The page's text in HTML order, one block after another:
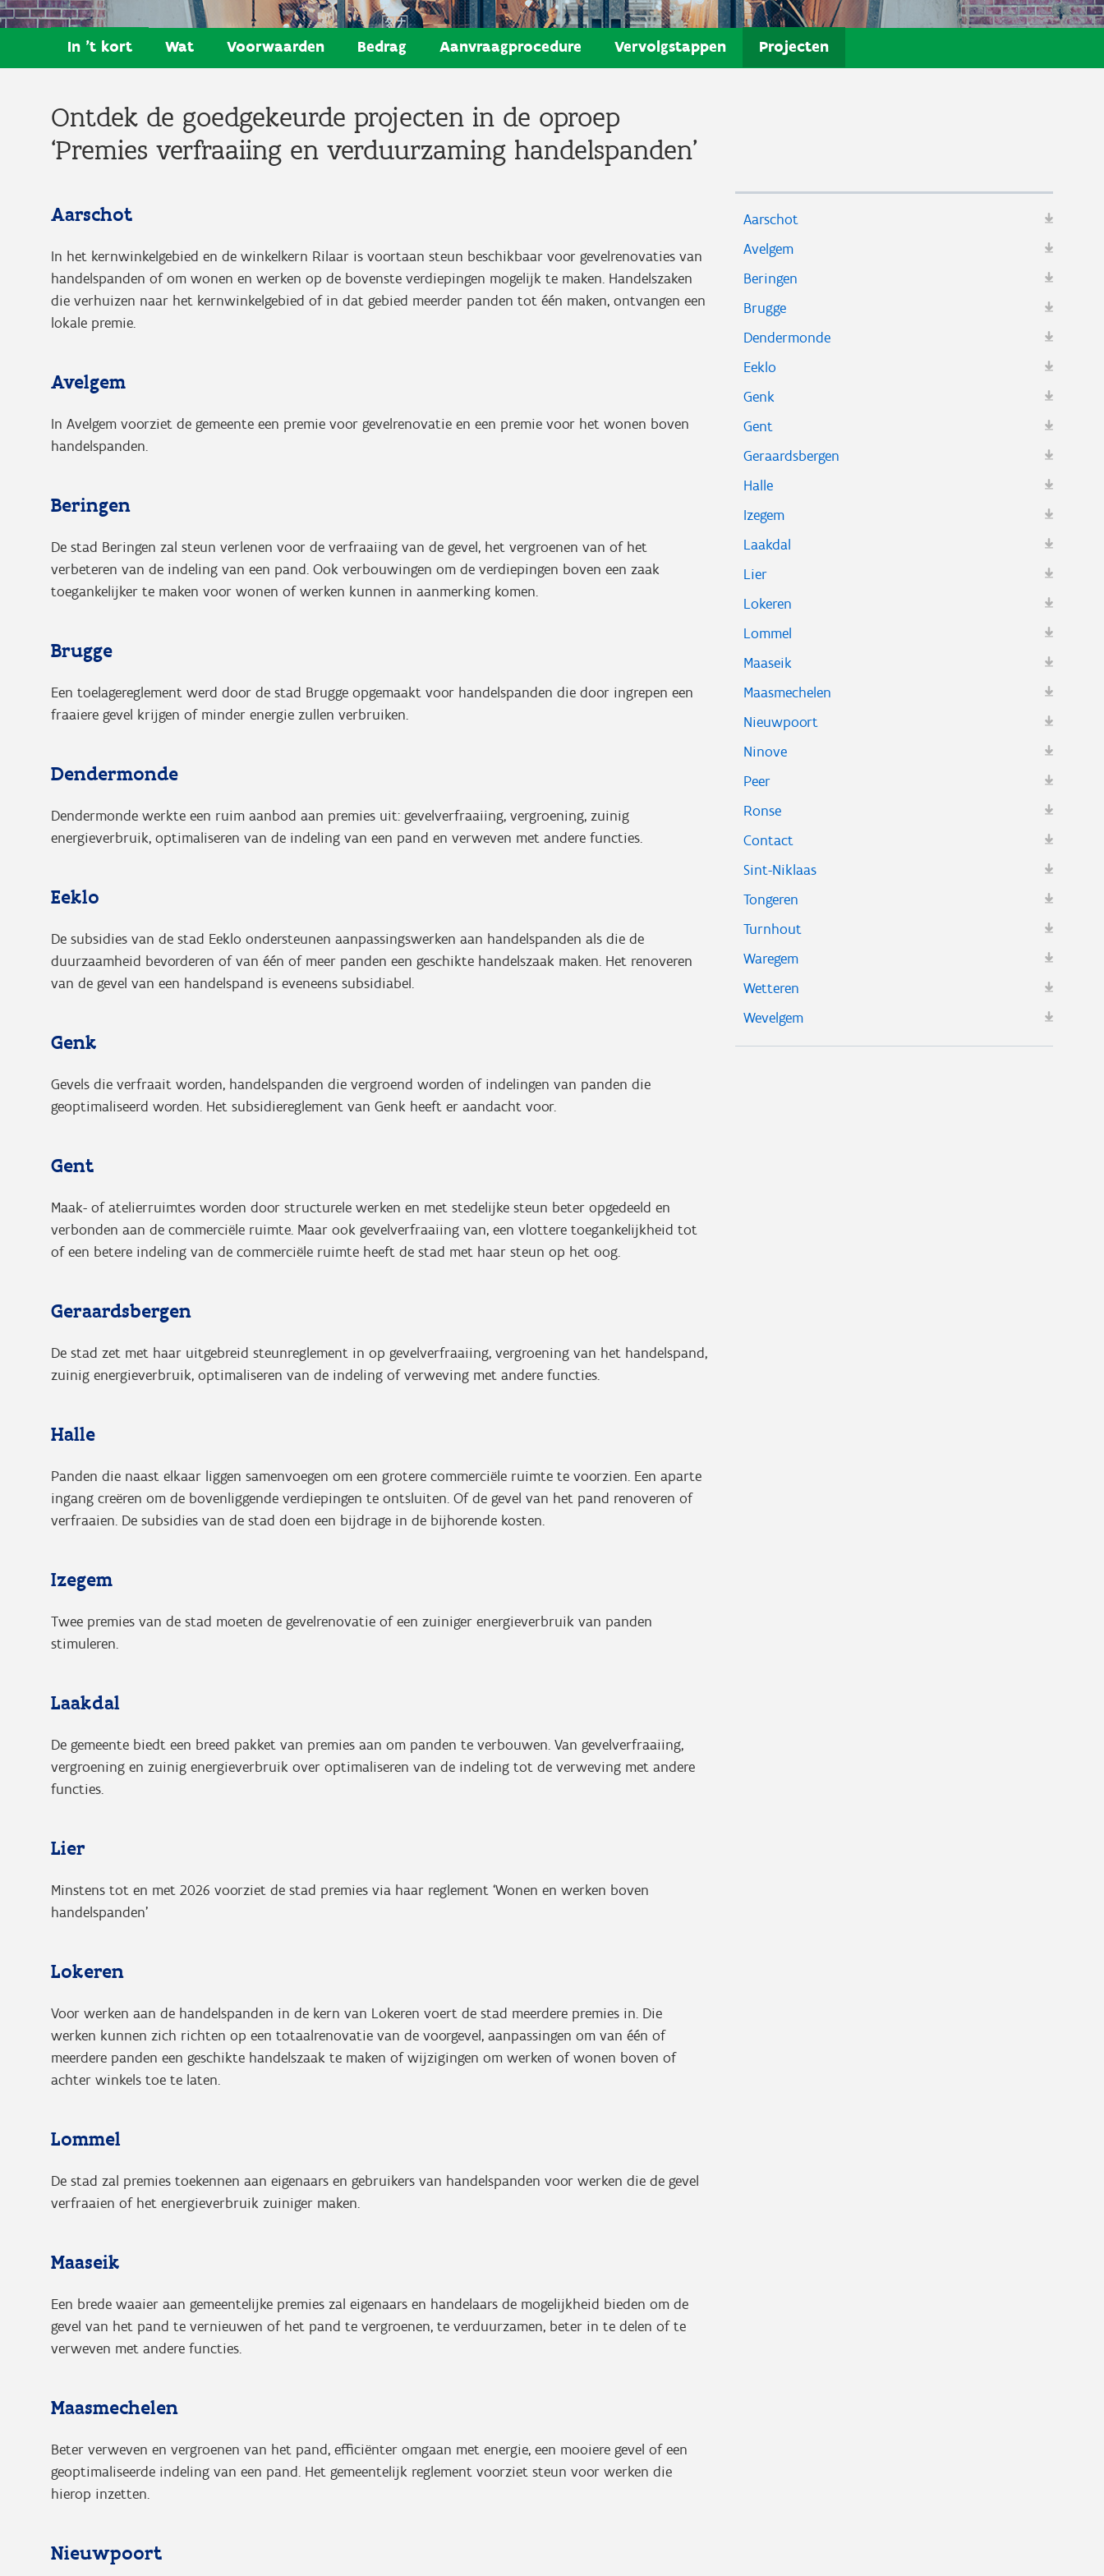
In 't kort Wat Voorwaarden Bedrag Aanvraagprocedure Vervolgstappen Projecten
Ontdek de goedgekeurde projecten in de oproep
‘Premies verfraaiing en verduurzaming handelspanden’
Aarschot
In het kernwinkelgebied en de winkelkern Rilaar is voortaan steun beschikbaar voor gevelrenovaties van
handelspanden of om wonen en werken op de bovenste verdiepingen mogelijk te maken. Handelszaken
die verhuizen naar het kernwinkelgebied of in dat gebied meerder panden tot één maken, ontvangen een
lokale premie.
Avelgem
In Avelgem voorziet de gemeente een premie voor gevelrenovatie en een premie voor het wonen boven
handelspanden.
Beringen
De stad Beringen zal steun verlenen voor de verfraaiing van de gevel, het vergroenen van of het
verbeteren van de indeling van een pand. Ook verbouwingen om de verdiepingen boven een zaak
toegankelijker te maken voor wonen of werken kunnen in aanmerking komen.
Brugge
Een toelagereglement werd door de stad Brugge opgemaakt voor handelspanden die door ingrepen een
fraaiere gevel krijgen of minder energie zullen verbruiken.
Dendermonde
Dendermonde werkte een ruim aanbod aan premies uit: gevelverfraaiing, vergroening, zuinig
energieverbruik, optimaliseren van de indeling van een pand en verweven met andere functies.
Eeklo
De subsidies van de stad Eeklo ondersteunen aanpassingswerken aan handelspanden als die de
duurzaamheid bevorderen of van één of meer panden een geschikte handelszaak maken. Het renoveren
van de gevel van een handelspand is eveneens subsidiabel.
Genk
Gevels die verfraait worden, handelspanden die vergroend worden of indelingen van panden die
geoptimaliseerd worden. Het subsidiereglement van Genk heeft er aandacht voor.
Gent
Maak- of atelierruimtes worden door structurele werken en met stedelijke steun beter opgedeeld en
verbonden aan de commerciële ruimte. Maar ook gevelverfraaiing van, een vlottere toegankelijkheid tot
of een betere indeling van de commerciële ruimte heeft de stad met haar steun op het oog.
Geraardsbergen
De stad zet met haar uitgebreid steunreglement in op gevelverfraaiing, vergroening van het handelspand,
zuinig energieverbruik, optimaliseren van de indeling of verweving met andere functies.
Halle
Panden die naast elkaar liggen samenvoegen om een grotere commerciële ruimte te voorzien. Een aparte
ingang creëren om de bovenliggende verdiepingen te ontsluiten. Of de gevel van het pand renoveren of
verfraaien. De subsidies van de stad doen een bijdrage in de bijhorende kosten.
Izegem
Twee premies van de stad moeten de gevelrenovatie of een zuiniger energieverbruik van panden
stimuleren.
Laakdal
De gemeente biedt een breed pakket van premies aan om panden te verbouwen. Van gevelverfraaiing,
vergroening en zuinig energieverbruik over optimaliseren van de indeling tot de verweving met andere
functies.
Lier
Minstens tot en met 2026 voorziet de stad premies via haar reglement ‘Wonen en werken boven
handelspanden’
Lokeren
Voor werken aan de handelspanden in de kern van Lokeren voert de stad meerdere premies in. Die
werken kunnen zich richten op een totaalrenovatie van de voorgevel, aanpassingen om van één of
meerdere panden een geschikte handelszaak te maken of wijzigingen om werken of wonen boven of
achter winkels toe te laten.
Lommel
De stad zal premies toekennen aan eigenaars en gebruikers van handelspanden voor werken die de gevel
verfraaien of het energieverbruik zuiniger maken.
Maaseik
Een brede waaier aan gemeentelijke premies zal eigenaars en handelaars de mogelijkheid bieden om de
gevel van het pand te vernieuwen of het pand te vergroenen, te verduurzamen, beter in te delen of te
verweven met andere functies.
Maasmechelen
Beter verweven en vergroenen van het pand, efficiënter omgaan met energie, een mooiere gevel of een
geoptimaliseerde indeling van een pand. Het gemeentelijk reglement voorziet steun voor werken die
hierop inzetten.
Nieuwpoort
Aarschot
Avelgem
Beringen
Brugge
Dendermonde
Eeklo
Genk
Gent
Geraardsbergen
Halle
Izegem
Laakdal
Lier
Lokeren
Lommel
Maaseik
Maasmechelen
Nieuwpoort
Ninove
Peer
Ronse
Contact
Sint-Niklaas
Tongeren
Turnhout
Waregem
Wetteren
Wevelgem